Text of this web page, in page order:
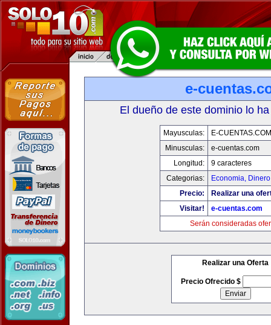
e-
El dueño de este dominio lo
Mayusculas:
E-CUENTAS.COM
Minusculas:
e-cuentas.com
Longitud:
9 caracteres
Categorias:
Economia,
Precio:
Realizar una
Visitar!
e-cuentas.com
Serán consideradas
Realizar una Oferta
Precio Ofrecido $